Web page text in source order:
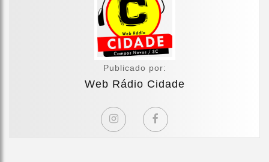
Publicado por:
Web Rádio Cidade